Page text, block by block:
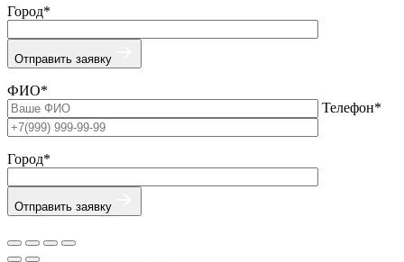
Город*
Отправить заявку
ФИО*
Телефон*
Город*
Отправить заявку